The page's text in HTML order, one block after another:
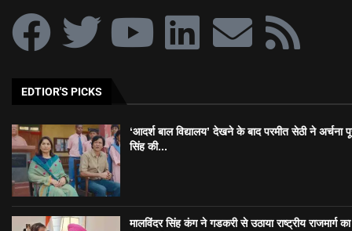
EDTIOR'S PICKS
‘आदर्श बाल विद्यालय’ देखने के बाद परमीत सेठी ने अर्चना
सिंह की...
मालविंदर सिंह कंग ने गडकरी से उठाया राष्ट्रीय राजमार्ग का